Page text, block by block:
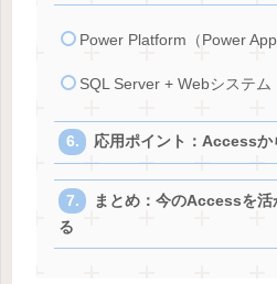
Power Platform（Power
SQL Server + Webシステム
応用ポイント：Accessか
まとめ：今のAccessを活
る